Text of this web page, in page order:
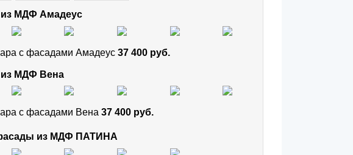
МДФ Амадеус
с фасадами Амадеус 37 400 руб.
МДФ Вена
с фасадами Вена 37 400 руб.
из МДФ ПАТИНА